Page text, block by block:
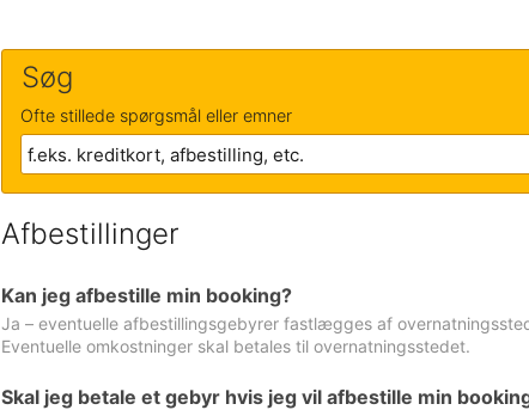
Søg
Ofte stillede spørgsmål eller emner
Afbestillinger
Kan jeg afbestille min booking?
Ja – eventuelle afbestillingsgebyrer fastlægges af
Eventuelle omkostninger skal betales til overnatningsstedet.
Skal jeg betale et gebyr hvis jeg vil afbestille min